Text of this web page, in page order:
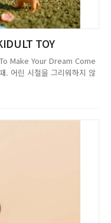
TOY
Make Your Dream Come
. 어린 시절을 그리워하지 않
금도 아이들의 전유물이라